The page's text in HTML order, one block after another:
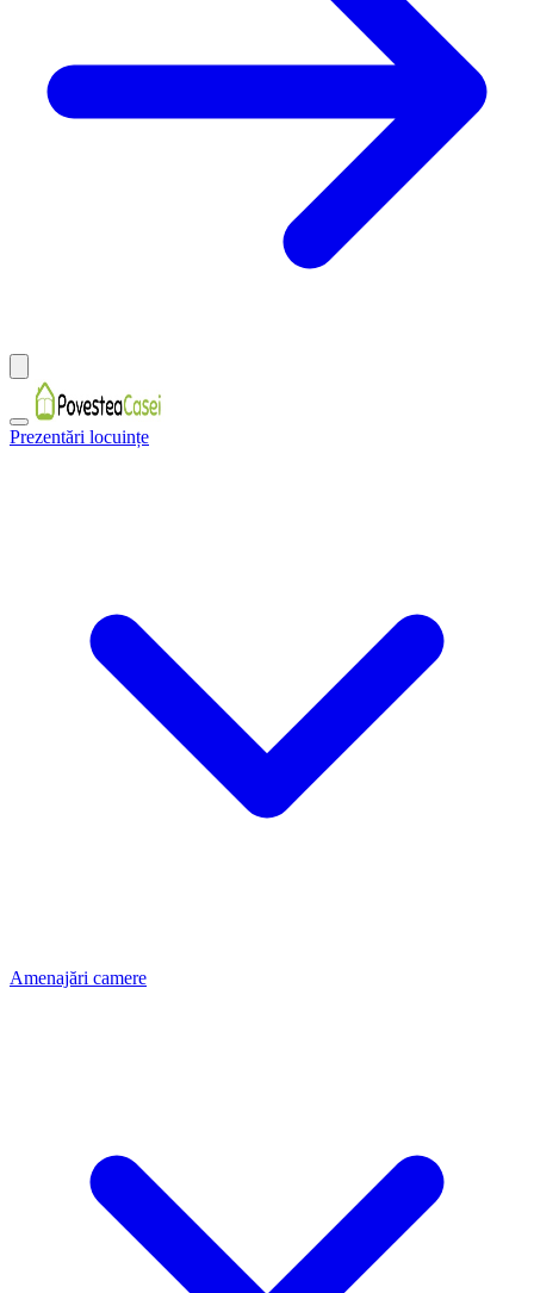
Prezentări locuințe
Amenajări camere